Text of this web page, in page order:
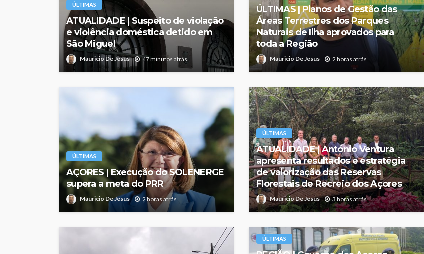
ÚLTIMAS
ATUALIDADE | Suspeito de violação
e violência doméstica detido em
São Miguel
Mauricio De Jesus 47 minutos atrás
ÚLTIMAS | Planos de Gestão das
Áreas Terrestres dos Parques
Naturais de Ilha aprovados para
toda a Região
Mauricio De Jesus 2 horas atrás
ÚLTIMAS
AÇORES | Execução do SOLENERGE
supera a meta do PRR
Mauricio De Jesus 2 horas atrás
ÚLTIMAS
ATUALIDADE | António Ventura
apresenta resultados e estratégia
de valorização das Reservas
Florestais de Recreio dos Açores
Mauricio De Jesus 3 horas atrás
ÚLTIMAS